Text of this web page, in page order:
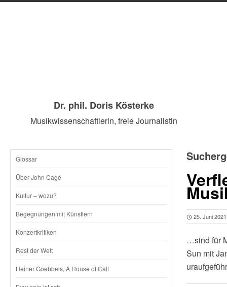
Dr. phil. Doris Kösterke
Musikwissenschaftlerin, freie Journalistin
SKIP
CONTENT
Glossar
Über John Cage
Kultur – wozu?
Begegnungen mit Künstlern
Konzertkritiken
Rest der Welt
Heiner Goebbels, A House of Call
25. Juni 2021
…sind für
Sun mit